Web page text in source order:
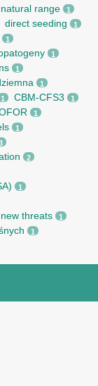
range 1
direct seeding 1
1
1
1
1
1 CBM-CFS3 1
1
1
2
1
new threats 1
1